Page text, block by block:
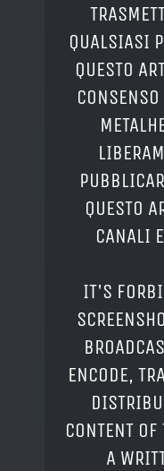
QUALSIASI
QUESTO
QUESTO
CANALI
IT'S
ENCODE,
CONTENT
A